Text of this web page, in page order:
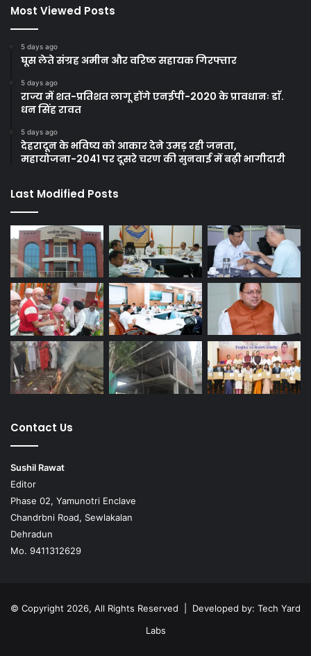
Most Viewed Posts
5 days ago
घूस लेते संग्रह अमीन और वरिष्ठ सहायक गिरफ्तार
5 days ago
राज्य में शत-प्रतिशत लागू होंगे एनईपी-2020 के प्रावधानः डाॅ.
धन सिंह रावत
5 days ago
देहरादून के भविष्य को आकार देने उमड़ रही जनता,
महायोजना-2041 पर दूसरे चरण की सुनवाई में बढ़ी भागीदारी
Last Modified Posts
Contact Us
Sushil Rawat
Editor
Phase 02, Yamunotri Enclave
Chandrbni Road, Sewlakalan
Dehradun
Mo. 9411312629
© Copyright 2026, All Rights Reserved | Developed by: Tech Yard
Labs